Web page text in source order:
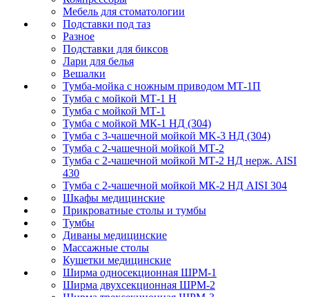
Мебель для стоматологии
Подставки под таз
Разное
Подставки для биксов
Лари для белья
Вешалки
Тумба-мойка с ножным приводом МТ-1П
Тумба с мойкой МТ-1 Н
Тумба с мойкой МТ-1
Тумба с мойкой МК-1 НД (304)
Тумба с 3-чашечной мойкой МK-3 НД (304)
Тумба с 2-чашечной мойкой МТ-2
Тумба с 2-чашечной мойкой МТ-2 НД нерж. AISI
430
Тумба с 2-чашечной мойкой МК-2 НД AISI 304
Шкафы медицинские
Прикроватные столы и тумбы
Тумбы
Диваны медицинские
Массажные столы
Кушетки медицинские
Ширма односекционная ШРМ-1
Ширма двухсекционная ШРМ-2